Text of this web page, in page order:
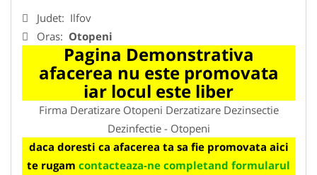
Judet: Ilfov
Oras: Otopeni
Pagina Demonstrativa
afacerea nu este promovata
iar locul este liber
Firma Deratizare Otopeni Derzatizare Dezinsectie
Dezinfectie - Otopeni
daca doresti ca afacerea ta sa fie promovata aici
te rugam contacteaza-ne completand formularul